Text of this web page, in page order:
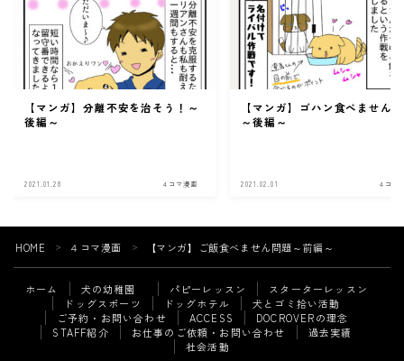
Follow Me
【マンガ】分離不安を治そう！～
後編～
2021.01.28 ４コマ漫画
【マンガ】ゴハン食べません
～後編～
2021.02.01 ４コマ
HOME ＞ ４コマ漫画 ＞ 【マンガ】ご飯食べません問題～前編～
ホーム 犬の幼稚園 パピーレッスン
スターターレッスン
ドッグスポーツ
ドッグホテル
犬とゴミ拾い活動
ご予約・お問い合わせ
ACCESS
DOCROVERの理念
STAFF紹介
お仕事のご依頼・お問い合わせ
過去実績
社会活動